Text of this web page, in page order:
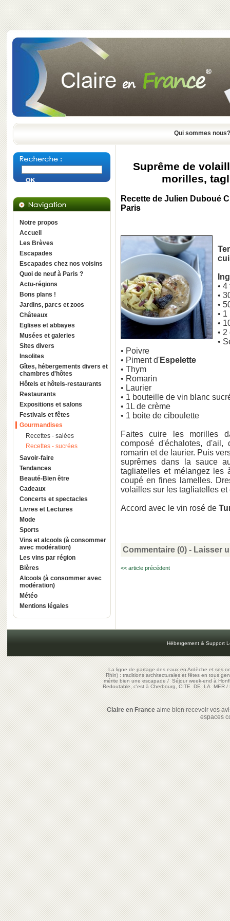
Qui sommes nous?
Notre propos
Accueil
Les Brèves
Escapades
Escapades chez nos voisins
Quoi de neuf à Paris ?
Actu-régions
Bons plans !
Jardins, parcs et zoos
Châteaux
Eglises et abbayes
Musées et galeries
Sites divers
Insolites
Gîtes, hébergements divers et
chambres d'hôtes
Hôtels et hôtels-restaurants
Restaurants
Expositions et salons
Festivals et fêtes
Gourmandises
Recettes - salées
Recettes - sucrées
Savoir-faire
Tendances
Beauté-Bien être
Cadeaux
Concerts et spectacles
Livres et Lectures
Mode
Sports
Vins et alcools (à consommer
avec modération)
Les vins par région
Bières
Alcools (à consommer avec
modération)
Météo
Mentions légales
Suprême de
morilles,
Recette de Julien Duboué
Paris
•
•
•
•
•
•
•
• Poivre
• Piment d'Espelette
• Thym
• Romarin
• Laurier
• 1 bouteille de vin blanc
• 1L de crème
• 1 boite de ciboulette
Faites cuire les morilles
composé d'échalotes,
romarin et de laurier. Puis
suprêmes dans la sauce
tagliatelles et mélangez les
coupé en fines lamelles.
volailles sur les tagliatelles
Accord avec le vin rosé de
Commentaire (0) - Laisser
<< article précédent
Hébergement & Support
La ligne de partage des eaux en Ardèche et ses
Rhin) : traditions architecturales et fêtes en tous
mérite bien une escapade/Séjour week-end à
Redoutable, c'est à Cherbourg, CITE DE LA MER/
Claire en Franceaime bien recevoir vos
espaces